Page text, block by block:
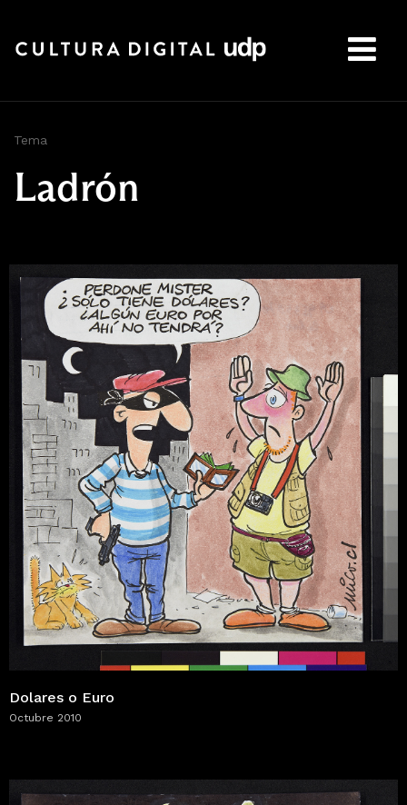
Tema
Ladrón
Dolares o Euro
Octubre 2010